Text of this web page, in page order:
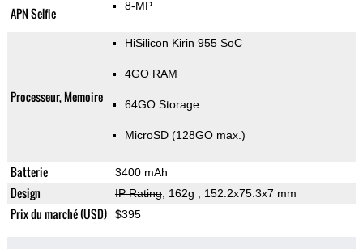
APN Selfie 8-MP
Processeur, Memoire
HiSilicon Kirin 955 SoC
4GO RAM
64GO Storage
MicroSD (128GO max.)
Batterie 3400 mAh
Design IP Rating, 162g , 152.2x75.3x7 mm
Prix du marché (USD) $395